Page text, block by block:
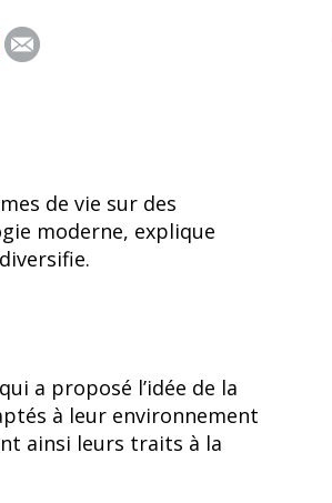
de vie sur des
moderne, explique
a proposé l’idée de la
à leur environnement
ainsi leurs traits à la